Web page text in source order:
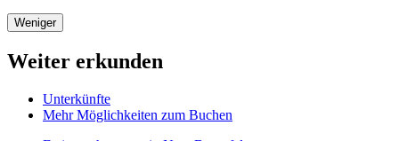
Weniger
Weiter erkunden
Unterkünfte
Mehr Möglichkeiten zum Buchen